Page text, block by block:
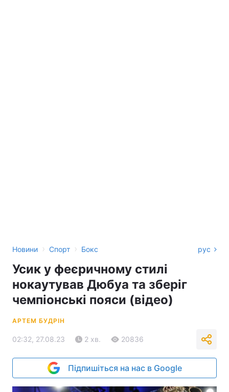
Новини › Спорт › Бокс рус
Усик у феєричному стилі
нокаутував Дюбуа та зберіг
чемпіонські пояси (відео)
АРТЕМ БУДРІН
02:32, 27.08.23 2 хв. 20836
Підпишіться на нас в Google